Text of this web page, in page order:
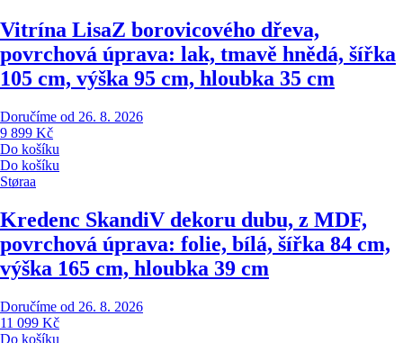
Vitrína LisaZ borovicového dřeva,
povrchová úprava: lak, tmavě hnědá, šířka
105 cm, výška 95 cm, hloubka 35 cm
Doručíme od 26. 8. 2026
9 899 Kč
Do košíku
Do košíku
Støraa
Kredenc SkandiV dekoru dubu, z MDF,
povrchová úprava: folie, bílá, šířka 84 cm,
výška 165 cm, hloubka 39 cm
Doručíme od 26. 8. 2026
11 099 Kč
Do košíku